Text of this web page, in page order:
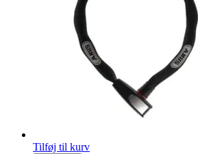
Tilføj til kurv